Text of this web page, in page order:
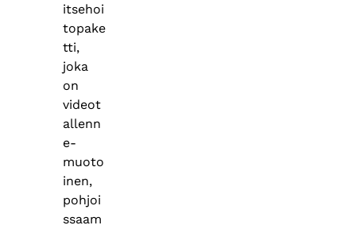
itsehoi
topake
tti,
joka
on
videot
allenn
e-
muoto
inen,
pohjoi
ssaam